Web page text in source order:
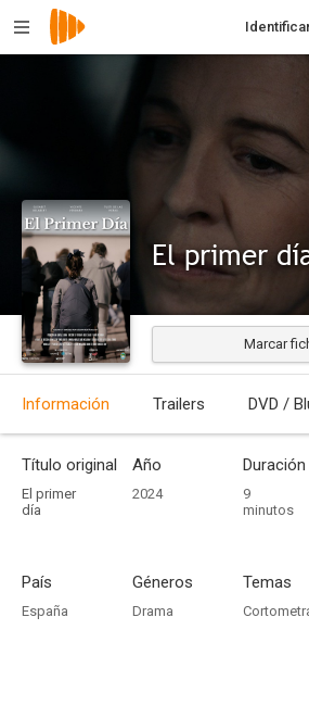
El primer
Marcar
Información Trailers DVD /
Título original
El primer
día
Año
2024
Duración
9
minutos
País
España
Géneros
Drama
Temas